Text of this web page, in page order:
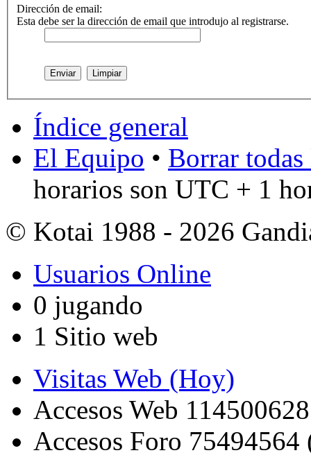
Dirección de email:
Esta debe ser la dirección de email que introdujo al registrarse.
Índice general
El Equipo • Borrar
horarios son UTC + 1
© Kotai 1988 - 2026
Usuarios Online
0 jugando
1 Sitio web
Visitas Web (Hoy)
Accesos Web
Accesos Foro 75494564